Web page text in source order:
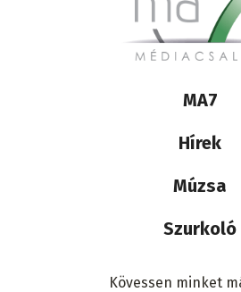
MA7
Hírek
Múzsa
Szurkoló
Kövessen minket